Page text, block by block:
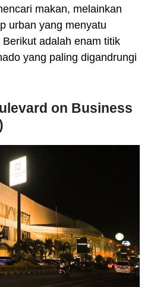
makan, melainkan
urban yang menyatu
adalah enam titik
yang paling digandrungi
on Business